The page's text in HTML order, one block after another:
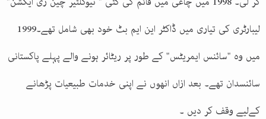
لیبارٹری کی تیاری میں ڈاکٹر این ایم بٹ خود بھی شامل تھے۔1999
میں وہ "سائنس ایمریٹس" کے طور پر ریٹائر ہونے والے پہلے پاکستانی
سائنسدان تھے۔ بعد ازاں انھوں نے اپنی خدمات طبیعیات پڑھانے
کےلیے وقف کر دیں ۔